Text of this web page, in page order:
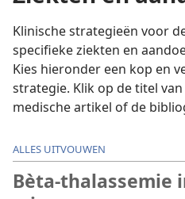
Klinische strategieën voor
specifieke ziekten en
Kies hieronder een kop en
strategie. Klik op de titel
medische artikel of de
ALLES UITVOUWEN
Bèta-thalassemie